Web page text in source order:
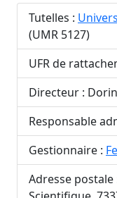
Tutelles :
(UMR 5127)
UFR de
Directeur :
Responsable
Gestionnaire :
Adresse postale